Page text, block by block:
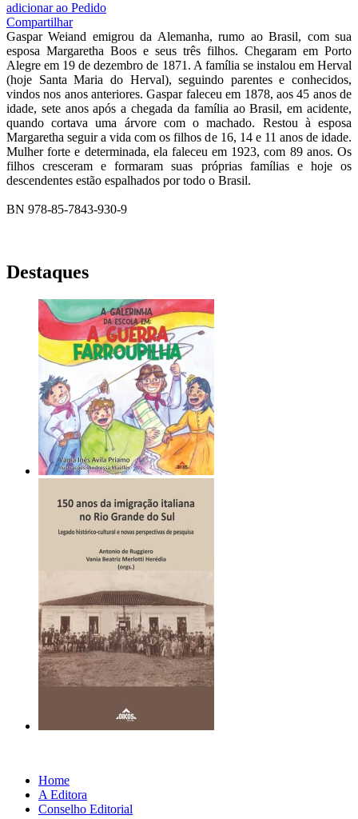
adicionar ao Pedido
Compartilhar
Gaspar Weiand emigrou da Alemanha, rumo ao Brasil, com sua
esposa Margaretha Boos e seus três filhos. Chegaram em Porto
Alegre em 19 de dezembro de 1871. A família se instalou em Herval
(hoje Santa Maria do Herval), seguindo parentes e conhecidos,
vindos nos anos anteriores. Gaspar faleceu em 1878, aos 45 anos de
idade, sete anos após a chegada da família ao Brasil, em acidente,
quando cortava uma árvore com o machado. Restou à esposa
Margaretha seguir a vida com os filhos de 16, 14 e 11 anos de idade.
Mulher forte e determinada, ela faleceu em 1923, com 89 anos. Os
filhos cresceram e formaram suas próprias famílias e hoje os
descendentes estão espalhados por todo o Brasil.
BN 978-85-7843-930-9
Destaques
Home
A Editora
Conselho Editorial